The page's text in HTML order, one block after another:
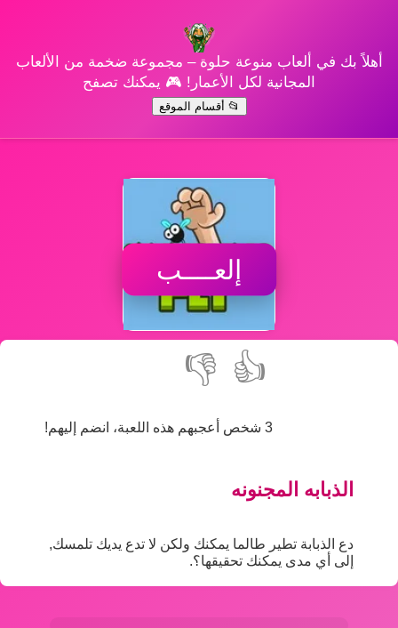
أهلاً بك في ألعاب منوعة حلوة – مجموعة ضخمة من الألعاب
المجانية لكل الأعمار! 🎮 يمكنك تصفح
📂 أقسام الموقع
إلعــــب
👍
👎
3 شخص أعجبهم هذه اللعبة، انضم إليهم!
الذبابه المجنونه
دع الذبابة تطير طالما يمكنك ولكن لا تدع يديك تلمسك,
إلى أي مدى يمكنك تحقيقها؟.